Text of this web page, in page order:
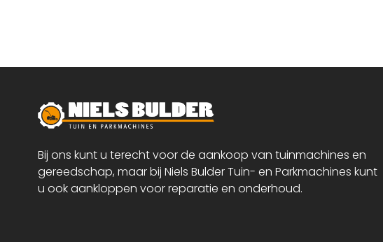
Bij ons kunt u terecht voor de aankoop van tuinmachines en
gereedschap, maar bij Niels Bulder Tuin- en Parkmachines kunt
u ook aankloppen voor reparatie en onderhoud.